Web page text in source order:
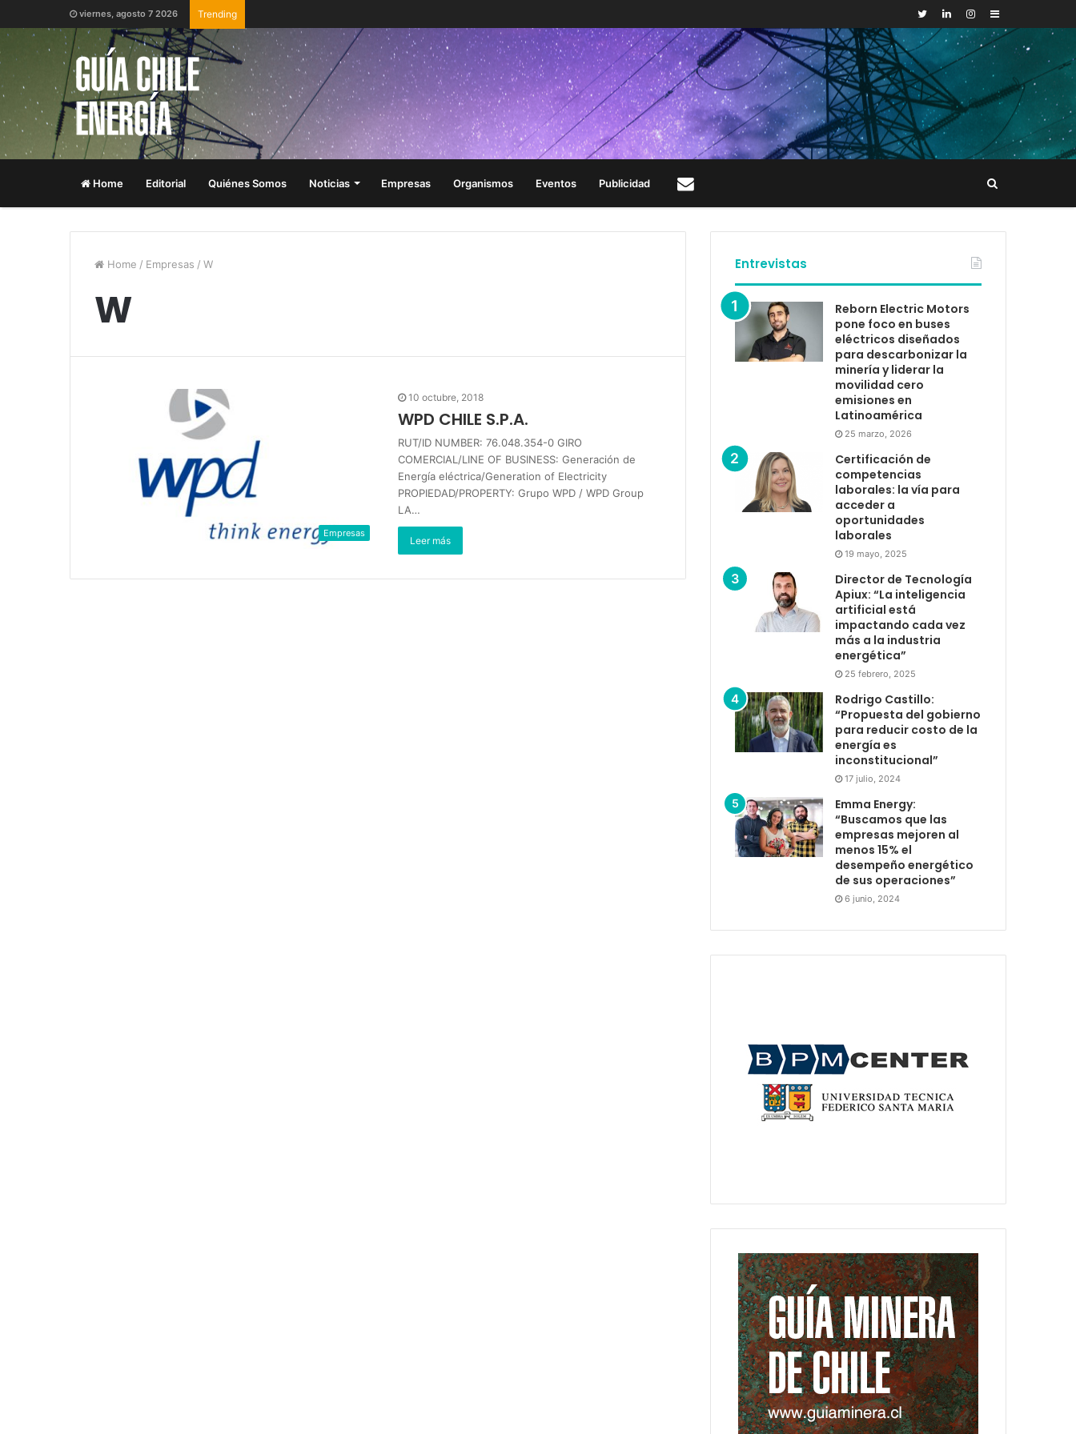
viernes, agosto 7 2026 Trending Sidebar
Home Editorial Quiénes Somos Noticias Empresas Organismos Eventos Publicidad
Home / Empresas / W
W
Empresas
10 octubre, 2018
WPD CHILE S.P.A.
RUT/ID NUMBER: 76.048.354-0 GIRO
COMERCIAL/LINE OF BUSINESS: Generación de
Energía eléctrica/Generation of Electricity
PROPIEDAD/PROPERTY: Grupo WPD / WPD Group
LA…
Leer más
Entrevistas
Reborn Electric Motors
pone foco en buses
eléctricos diseñados
para descarbonizar la
minería y liderar la
movilidad cero
emisiones en
Latinoamérica
25 marzo, 2026
Certificación de
competencias
laborales: la vía para
acceder a
oportunidades
laborales
19 mayo, 2025
Director de Tecnología
Apiux: “La inteligencia
artificial está
impactando cada vez
más a la industria
energética”
25 febrero, 2025
Rodrigo Castillo:
“Propuesta del gobierno
para reducir costo de la
energía es
inconstitucional”
17 julio, 2024
Emma Energy:
“Buscamos que las
empresas mejoren al
menos 15% el
desempeño energético
de sus operaciones”
6 junio, 2024